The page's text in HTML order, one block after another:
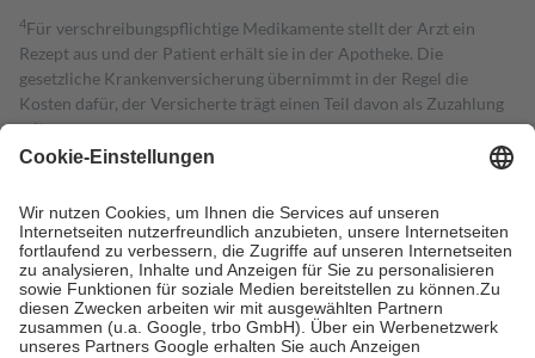
4Für verschreibungspflichtige Medikamente stellt der Arzt ein
Rezept aus und der Patient erhält sie in der Apotheke. Die
gesetzliche Krankenversicherung übernimmt in der Regel die
Kosten dafür, der Versicherte trägt einen Teil davon als Zuzahlung
mit.
Grundsätzlich leisten Mitglieder Zuzahlungen in Höhe von zehn
höchstens zehn Euro.
Es sind jedoch nie mehr als die tatsächlichen
Kosten der Leistung zu entrichten.
Diese Regeln gelten grundsätzlich auch für Online-Apotheken.
Bei Heilmitteln und häuslicher Krankenpflege beträgt die
Zuzahlung zehn Prozent der Kosten sowie zehn Euro je
Verordnung.
Um das Engagement der Versicherten für ihre eigene Gesundheit zu